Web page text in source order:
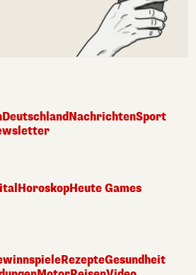
DeutschlandNachrichtenSport
HoroskopHeute Games
RezepteGesundheit